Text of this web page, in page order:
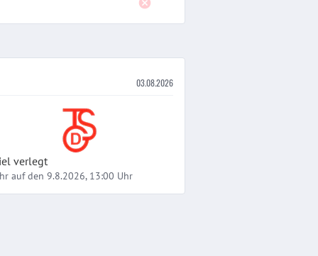
03.08.2026
verlegt
auf den 9.8.2026, 13:00 Uhr